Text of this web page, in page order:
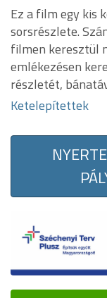
Ez a film egy kis
sorsrészlete.
filmen keresztül
emlékezésen
részletét,
Ketelepítettek